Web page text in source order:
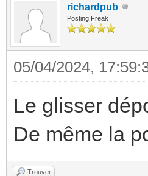
richardpub
Posting Freak
05/04/2024,
Le glisser
De même la
Trouver